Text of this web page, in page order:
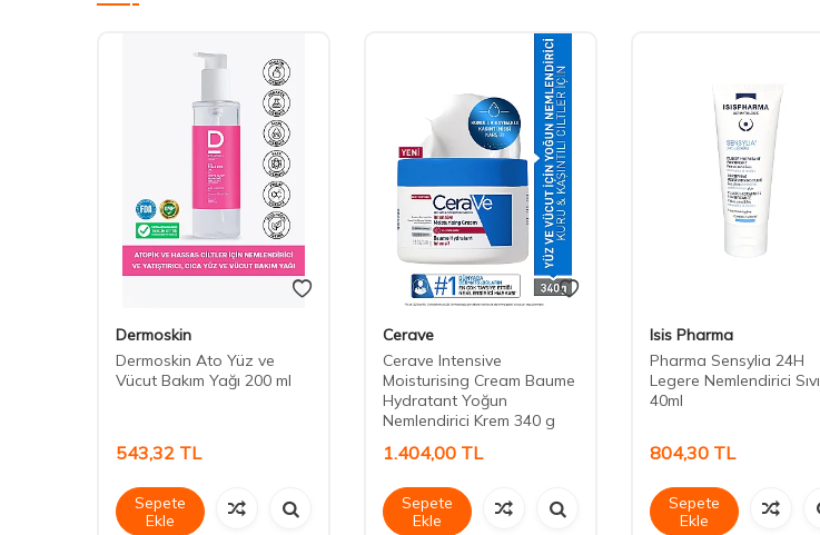
Dermoskin
Dermoskin Ato Yüz ve
Vücut Bakım Yağı 200 ml
543,32 TL
Sepete
Ekle
Cerave
Cerave Intensive
Moisturising Cream Baume
Hydratant Yoğun
Nemlendirici Krem 340 g
1.404,00 TL
Sepete
Ekle
Isis Pharma
Pharma Sensylia 24H
Legere Nemlendirici Sıvı
40ml
804,30 TL
Sepete
Ekle